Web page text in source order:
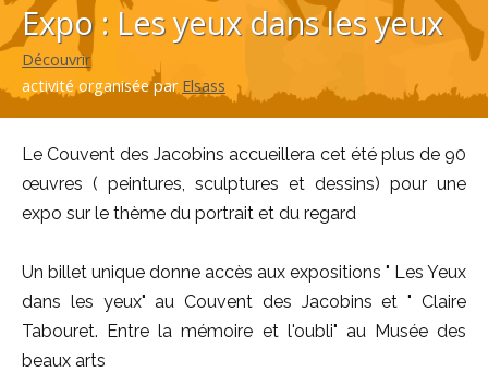
Expo : Les yeux dans les yeux
Découvrir
activité organisée par Elsass
Le Couvent des Jacobins accueillera cet été plus de 90
œuvres ( peintures, sculptures et dessins) pour une
expo sur le thème du portrait et du regard
Un billet unique donne accès aux expositions " Les Yeux
dans les yeux" au Couvent des Jacobins et " Claire
Tabouret. Entre la mémoire et l'oubli" au Musée des
beaux arts